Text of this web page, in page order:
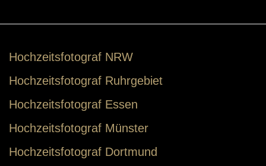
Hochzeitsfotograf NRW
Hochzeitsfotograf Ruhrgebiet
Hochzeitsfotograf Essen
Hochzeitsfotograf Münster
Hochzeitsfotograf Dortmund